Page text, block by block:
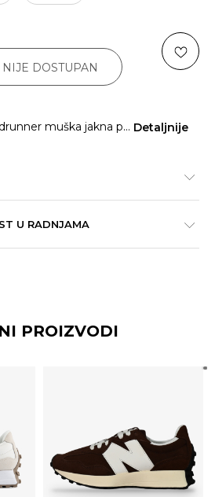
DOSTUPAN
muška jakna p... Detaljnije
U RADNJAMA
PROIZVODI